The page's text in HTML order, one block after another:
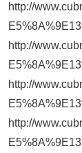
http://
http://
http://
http://